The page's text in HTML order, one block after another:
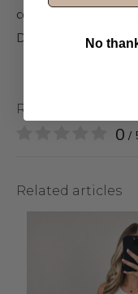
cargo pants outfit
DISINO broek
Reviews
0 /
Related articles
No